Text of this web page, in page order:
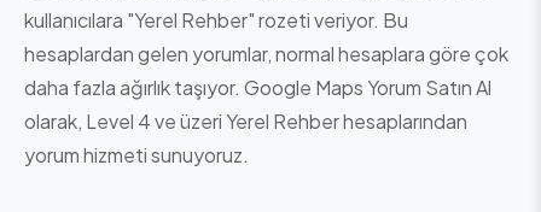
kullanıcılara "Yerel Rehber" rozeti veriyor. Bu
hesaplardan gelen yorumlar, normal hesaplara göre çok
daha fazla ağırlık taşıyor. Google Maps Yorum Satın Al
olarak, Level 4 ve üzeri Yerel Rehber hesaplarından
yorum hizmeti sunuyoruz.